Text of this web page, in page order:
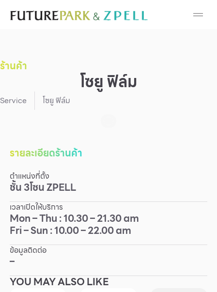
Cosmetic
Fashion
Food
Gold & Jewelry
IT
Mobile
Other
Service
ร้านค้า
โซยู ฟิล์ม
Service โซยู ฟิล์ม
รายละเอียดร้านค้า
ตำแหน่งที่ตั้ง
ชั้น3โซนZPELL
เวลาเปิดให้บริการ
Mon – Thu : 10.30 – 21.30 am
Fri – Sun : 10.00 – 22.00 am
ข้อมูลติดต่อ
–
YOU MAY ALSO LIKE